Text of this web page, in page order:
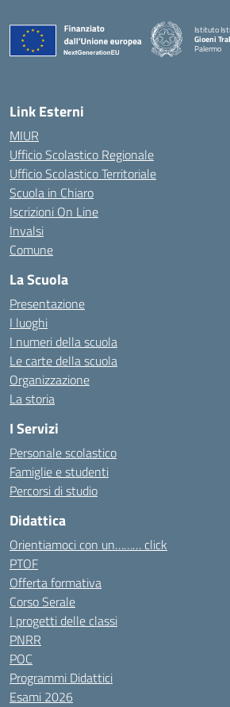
Istituto
Gioeni
Palermo
Link Esterni
MIUR
Ufficio Scolastico Regionale
Ufficio Scolastico Territoriale
Scuola in Chiaro
Iscrizioni On Line
Invalsi
Comune
La Scuola
Presentazione
I luoghi
I numeri della scuola
Le carte della scuola
Organizzazione
La storia
I Servizi
Personale scolastico
Famiglie e studenti
Percorsi di studio
Didattica
Orientiamoci con un……… click
PTOF
Offerta formativa
Corso Serale
I progetti delle classi
PNRR
POC
Programmi Didattici
Esami 2026